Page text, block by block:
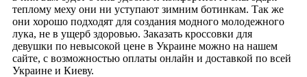
теплому меху они ни уступают зимним ботинкам. Так же
они хорошо подходят для создания модного молодежного
лука, не в ущерб здоровью. Заказать кроссовки для
девушки по невысокой цене в Украине можно на нашем
сайте, с возможностью оплаты онлайн и доставкой по всей
Украине и Киеву.